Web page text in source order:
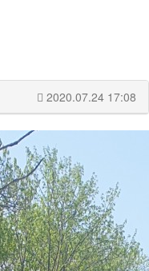
2020.07.24 17:08